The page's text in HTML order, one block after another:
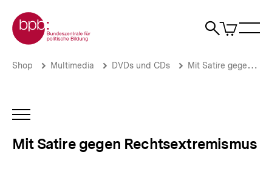
zum
Seiteninhalt
springen
Zur Startseite der bpb
Suche
Artikel
im
NPD-
Satire
gegen
Rechtsextremismus
Brotkrümelnavigation
Pfadnavigation
Shop Multimedia DVDs und CDs Mit Satire gegen Rechtsextremismus
INHALTSNAVIGATION
Mit Satire gegen Rechtsextremismus